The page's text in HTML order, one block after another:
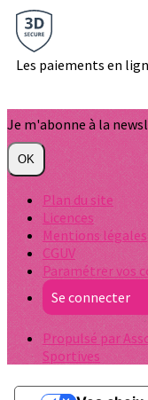
Les paiements en
Je m'abonne à la
OK
Plan du site
Licences
Mentions légales
CGUV
Paramétrer vos
Se connecter
Propulsé par
Sportives